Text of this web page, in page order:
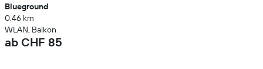
Blueground
0.46 km
WLAN, Balkon
ab CHF 85